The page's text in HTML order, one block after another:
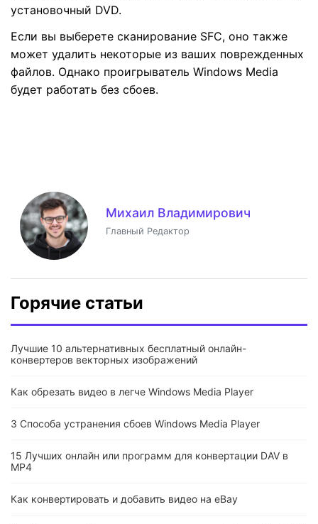
установочный DVD.
Если вы выберете сканирование SFC, оно также
может удалить некоторые из ваших поврежденных
файлов. Однако проигрыватель Windows Media
будет работать без сбоев.
Михаил Владимирович
Главный Редактор
Горячие статьи
Лучшие 10 альтернативных бесплатный онлайн-
конвертеров векторных изображений
Как обрезать видео в легче Windows Media Player
3 Способа устранения сбоев Windows Media Player
15 Лучших онлайн или программ для конвертации DAV в
MP4
Как конвертировать и добавить видео на eBay